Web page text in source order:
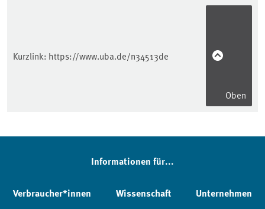
Kurzlink: https://www.uba.de/n34513de
Oben
Informationen für...
Verbraucher*innen Wissenschaft Unternehmen